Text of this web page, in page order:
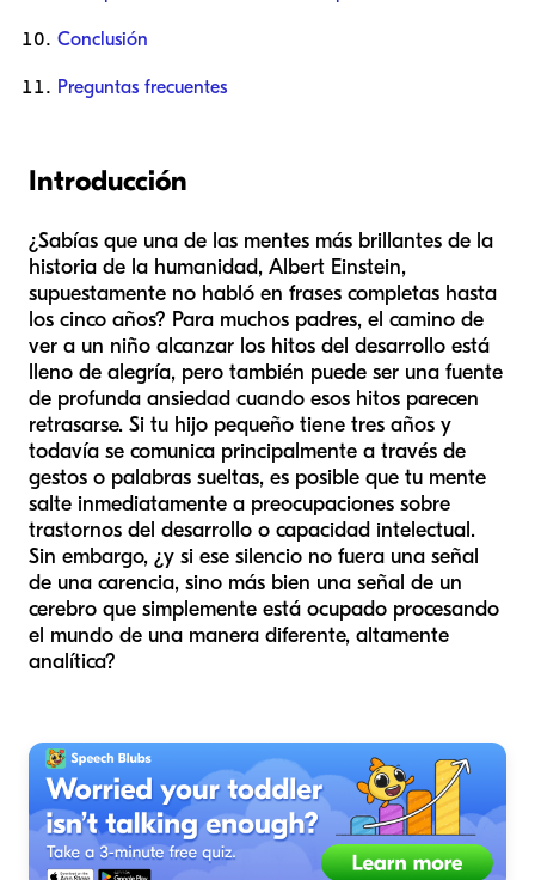
Conclusión
Preguntas frecuentes
Introducción
¿Sabías que una de las mentes más brillantes de la
historia de la humanidad, Albert Einstein,
supuestamente no habló en frases completas hasta
los cinco años? Para muchos padres, el camino de
ver a un niño alcanzar los hitos del desarrollo está
lleno de alegría, pero también puede ser una fuente
de profunda ansiedad cuando esos hitos parecen
retrasarse. Si tu hijo pequeño tiene tres años y
todavía se comunica principalmente a través de
gestos o palabras sueltas, es posible que tu mente
salte inmediatamente a preocupaciones sobre
trastornos del desarrollo o capacidad intelectual.
Sin embargo, ¿y si ese silencio no fuera una señal
de una carencia, sino más bien una señal de un
cerebro que simplemente está ocupado procesando
el mundo de una manera diferente, altamente
analítica?